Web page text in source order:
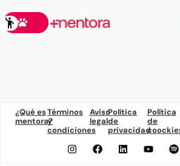
¿Qué es
mentora?
Términos
y
condiciones
Aviso
legal
Política
de
privacidad
Política
de